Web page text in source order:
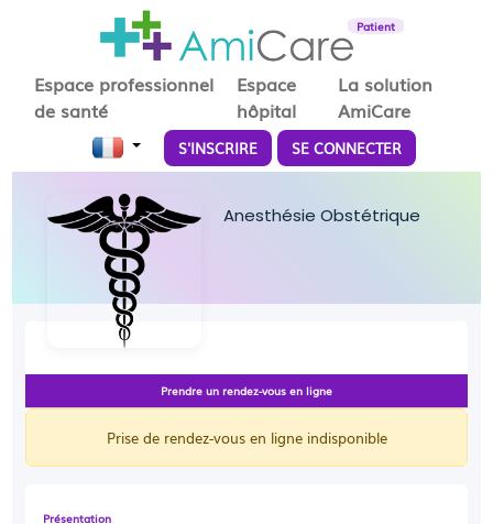
Patient
Espace professionnel
de santé
Espace
hôpital
La solution
AmiCare
S'INSCRIRE SE CONNECTER
Anesthésie Obstétrique
Présentation
Prendre un rendez-vous en ligne
Prise de rendez-vous en ligne indisponible